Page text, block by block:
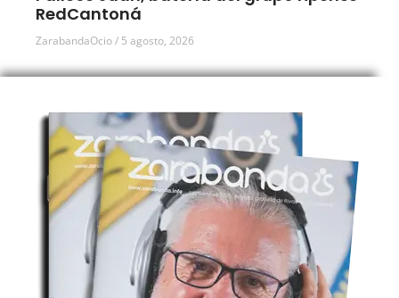
RedCantoná
ZarabandaOcio 5 agosto, 2026